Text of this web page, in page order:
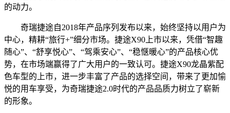
的动力。
奇瑞捷途自2018年产品序列发布以来，始终坚持以用户为
中心，精耕“旅行+”细分市场。捷途X90上市以来，凭借“智趣
随心”、“舒享悦心”、“驾乘安心”、“稳惬暖心”的产品核心优
势，在市场端赢得了广大用户的一致认可。捷途X90龙晶紫配
色车型的上市，进一步丰富了产品的选择空间，带来了更加愉
悦的用车享受，为奇瑞捷途2.0时代的产品品质力树立了崭新
的形象。